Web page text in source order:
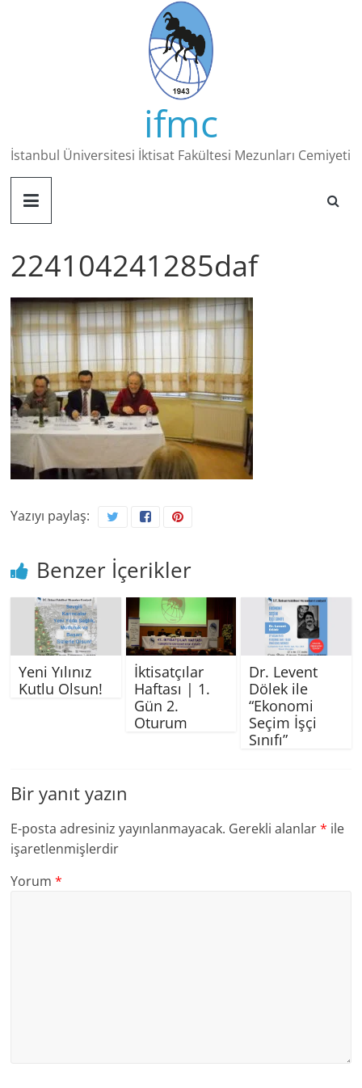
ifmc
İstanbul Üniversitesi İktisat Fakültesi Mezunları Cemiyeti
224104241285daf
Yazıyı paylaş:
Benzer İçerikler
Yeni Yılınız
Kutlu Olsun!
İktisatçılar
Haftası | 1.
Gün 2.
Oturum
Dr. Levent
Dölek ile
“Ekonomi
Seçim İşçi
Sınıfı”
Bir yanıt yazın
E-posta adresiniz yayınlanmayacak. Gerekli alanlar* ile
işaretlenmişlerdir
Yorum*